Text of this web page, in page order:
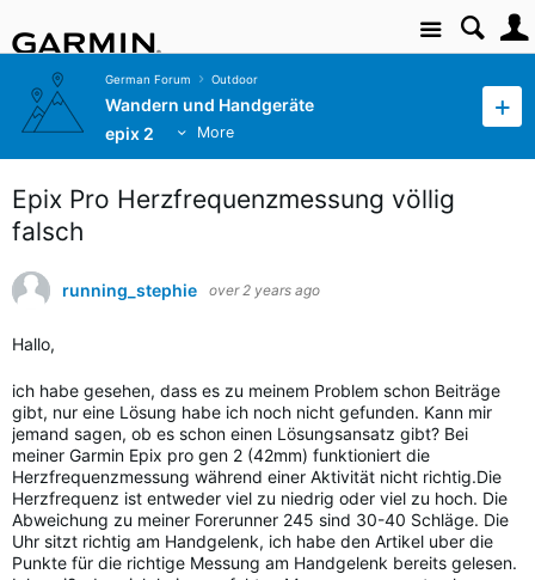
Site
German Forum Outdoor
Wandern und Handgeräte
epix 2
More
Epix Pro Herzfrequenzmessung völlig
falsch
running_stephie over 2 years ago
Hallo,
ich habe gesehen, dass es zu meinem Problem schon Beiträge
gibt, nur eine Lösung habe ich noch nicht gefunden. Kann mir
jemand sagen, ob es schon einen Lösungsansatz gibt? Bei
meiner Garmin Epix pro gen 2 (42mm) funktioniert die
Herzfrequenzmessung während einer Aktivität nicht richtig.Die
Herzfrequenz ist entweder viel zu niedrig oder viel zu hoch. Die
Abweichung zu meiner Forerunner 245 sind 30-40 Schläge. Die
Uhr sitzt richtig am Handgelenk, ich habe den Artikel uber die
Punkte für die richtige Messung am Handgelenk bereits gelesen.